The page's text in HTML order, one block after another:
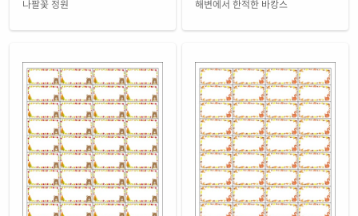
나팔꽃 정원
해변에서 한적한 바캉스